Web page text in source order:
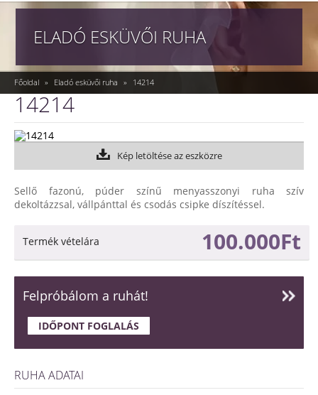
ELADÓ ESKÜVŐI RUHA
Főoldal » Eladó esküvői ruha » 14214
14214
Kép letöltése az eszközre
Sellő fazonú, púder színű menyasszonyi ruha szív
dekoltázzsal, vállpánttal és csodás csipke díszítéssel.
Termék vételára 100.000Ft
Felpróbálom a ruhát!
IDŐPONT FOGLALÁS
RUHA ADATAI